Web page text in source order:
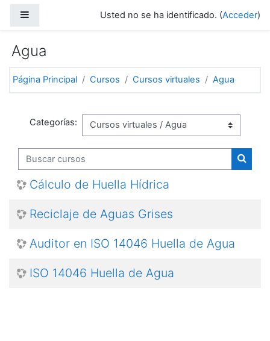
Usted no se ha identificado. (Acceder)
Agua
Página Principal Cursos Cursos virtuales Agua
Categorías:
Buscar cursos
Cálculo de Huella Hídrica
Reciclaje de Aguas Grises
Auditor en ISO 14046 Huella de Agua
ISO 14046 Huella de Agua